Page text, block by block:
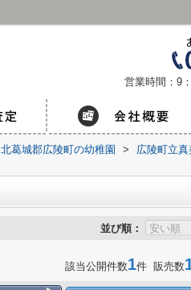
営業時間：9
北葛城郡広陵町の幼稚園 > 広陵町立
並び順：
該当公開件数1件 販売数